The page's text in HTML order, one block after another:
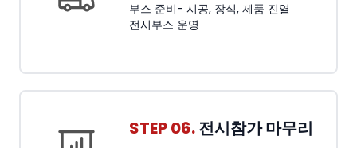
부스 준비- 시공, 장식, 제품 진열
전시부스 운영
STEP 06.전시참가 마무리